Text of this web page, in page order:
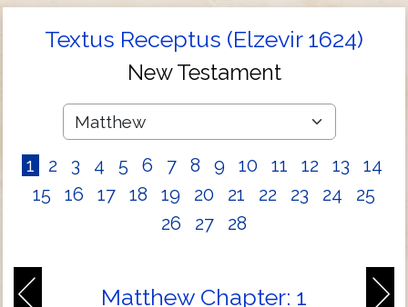
Textus Receptus (Elzevir 1624)
New Testament
1 2 3 4 5 6 7 8 9 10 11 12 13
14
15
16 17 18 19 20 21 22 23 24
25
26
27 28
Matthew Chapter: 1